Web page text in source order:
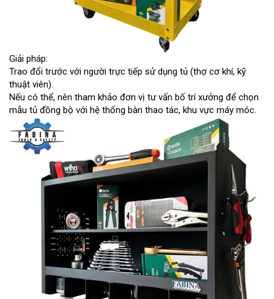
Giải pháp:
Trao đổi trước với người trực tiếp sử dụng tủ (thợ cơ khí, kỹ
thuật viên).
Nếu có thể, nên tham khảo đơn vị tư vấn bố trí xưởng để chọn
mẫu tủ đồng bộ với hệ thống bàn thao tác, khu vực máy móc.